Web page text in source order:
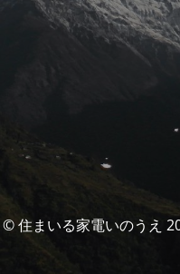
© 住まいる家電いのうえ